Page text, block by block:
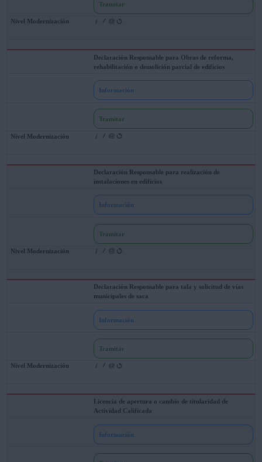
Tramitar
Declaración Responsable para Obras de reforma,
rehabilitación o demolición parcial de edificios
Información
Tramitar
Declaración Responsable para realización de
instalaciones en edificios
Información
Tramitar
Declaración Responsable para tala y solicitud de vías
municipales de saca
Información
Tramitar
Licencia de apertura o cambio de titularidad de
Actividad Calificada
Información